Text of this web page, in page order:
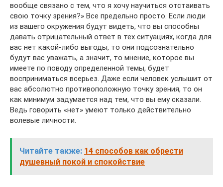
вообще связано с тем, что я хочу научиться отстаивать
свою точку зрения?» Все предельно просто. Если люди
из вашего окружения будут видеть, что вы способны
давать отрицательный ответ в тех ситуациях, когда для
вас нет какой-либо выгоды, то они подсознательно
будут вас уважать, а значит, то мнение, которое вы
имеете по поводу определенной темы, будет
восприниматься всерьез. Даже если человек услышит от
вас абсолютно противоположную точку зрения, то он
как минимум задумается над тем, что вы ему сказали.
Ведь говорить «нет» умеют только действительно
волевые личности.
Читайте также: 14 способов как обрести
душевный покой и спокойствие